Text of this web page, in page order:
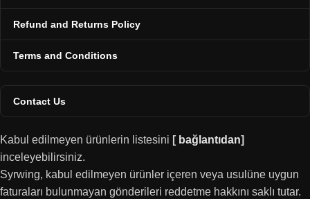
Refund and Returns Policy
Terms and Conditions
Contact Us
Kabul edilmeyen ürünlerin listesini [ bağlantıdan]
inceleyebilirsiniz.
Syrwing, kabul edilmeyen ürünler içeren veya usulüne uygun
faturaları bulunmayan gönderileri reddetme hakkını saklı tutar.